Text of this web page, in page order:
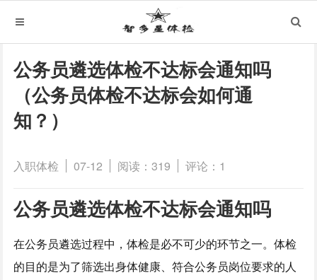
公务员遴选体检不达标会通知吗
（公务员体检不达标会如何通
知？）
入职体检 07-12 阅读：319 评论：1
公务员遴选体检不达标会通知吗
在公务员遴选过程中，体检是必不可少的环节之一。体检
的目的是为了筛选出身体健康、符合公务员岗位要求的人